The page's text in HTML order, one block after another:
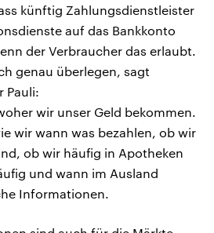
künftig Zahlungsdienstleister
auf das Bankkonto
der Verbraucher das erlaubt.
genau überlegen, sagt
Pauli:
wir unser Geld bekommen.
wir wann was bezahlen, ob wir
ob wir häufig in Apotheken
und wann im Ausland
Informationen.